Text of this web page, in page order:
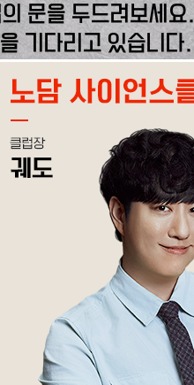
문을 두드려보세요.
기다리고 있습니다.